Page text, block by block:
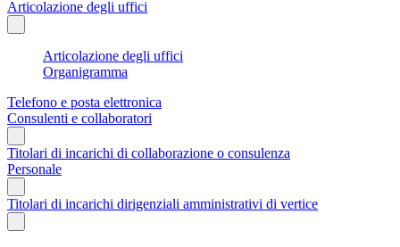
Articolazione degli uffici
Articolazione degli uffici
Organigramma
Telefono e posta elettronica
Consulenti e collaboratori
Titolari di incarichi di collaborazione o consulenza
Personale
Titolari di incarichi dirigenziali amministrativi di vertice